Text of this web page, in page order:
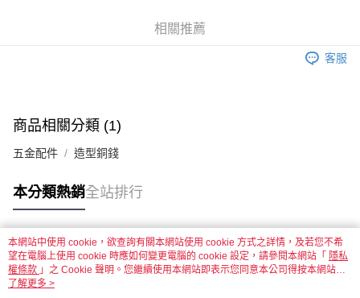
每筆NT$60，滿NT$1,500(含以上)免運費
付款後7-11取貨
宅配 新竹物流
每筆NT$130，滿NT$2,000(含以上)免運費
付款後門市自取
免運費
相關推薦
客服
商品相關分類 (1)
五金配件 造型銅錢
本分類熱銷全站排行
熱門標籤
本網站中使用 cookie，欲查詢有關本網站使用 cookie 方式之詳情，及若您不希
望在電腦上使用 cookie 時應如何變更電腦的 cookie 設定，請參閱本網站「 隱私
權條款 」之 Cookie 聲明。您繼續使用本網站即表示您同意本公司得按本網站使
用條款之 Cookie 聲明使用 cookie。
了解更多 >